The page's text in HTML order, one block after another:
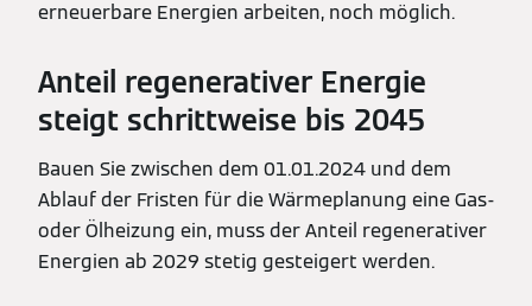
erneuerbare Energien arbeiten, noch möglich.
Anteil regenerativer Energie
steigt schrittweise bis 2045
Bauen Sie zwischen dem 01.01.2024 und dem
Ablauf der Fristen für die Wärmeplanung eine Gas-
oder Ölheizung ein, muss der Anteil regenerativer
Energien ab 2029 stetig gesteigert werden.